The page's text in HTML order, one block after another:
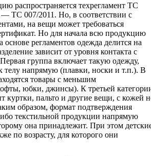
распространяется техрегламент ТС
ТС 007/2011. Но, в соответствии с
на вещи может требоваться
Но для начала всю продукцию
регламентов одежда делится на
зависит от уровня контакта с
группа включает такую одежду,
телу напрямую (плавки, носки и т.п.). В
товары с меньшим
юбки, джинсы). К третьей
куртки, пальто и другие вещи, с кожей
образом, формат подтверждения
текстильной продукции напрямую
она принадлежит. При этом
по возрасту, для которого они